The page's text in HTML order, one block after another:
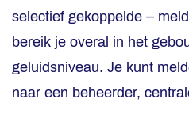
selectief gekoppelde –
bereik je overal in het
geluidsniveau. Je kunt
naar een beheerder,